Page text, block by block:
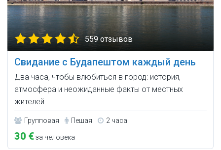
559 отзывов
Свидание с Будапештом каждый день
Два часа, чтобы влюбиться в город: история,
атмосфера и неожиданные факты от местных
жителей.
Групповая Пешая 2 часа
30 €за человека